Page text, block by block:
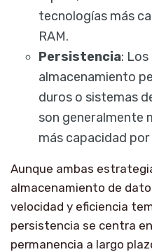
tecnologías más
RAM.
Persistencia:
almacenamiento
duros o sistemas
son generalmente
más capacidad
Aunque ambas
almacenamiento de
velocidad y eficiencia
persistencia se centra
permanencia a largo